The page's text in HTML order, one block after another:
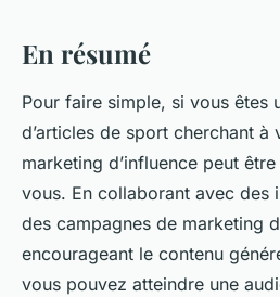
En résumé
Pour faire simple, si vous êtes
d’articles de sport cherchant à
marketing d’influence peut
vous. En collaborant avec des
des campagnes de marketing
encourageant le contenu
vous pouvez atteindre une